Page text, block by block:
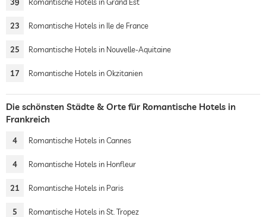
23 Romantische Hotels in Ile de France
25 Romantische Hotels in Nouvelle-Aquitaine
17 Romantische Hotels in Okzitanien
Die schönsten Städte & Orte für Romantische Hotels in
Frankreich
4 Romantische Hotels in Cannes
4 Romantische Hotels in Honfleur
21 Romantische Hotels in Paris
5 Romantische Hotels in St. Tropez